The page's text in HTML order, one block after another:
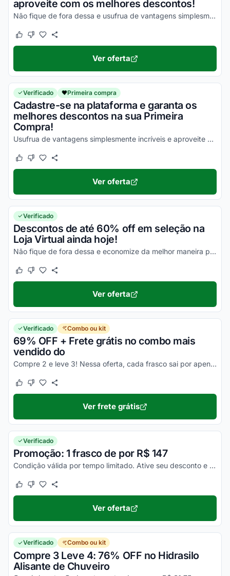
aproveite com os melhores descontos!
Não fique de fora dessa e usufrua de vantagens simplesmente incríveis!
Este cupom funcionou
Este cupom não funcionou
Ver oferta
Verificado Primeira compra
Cadastre-se na plataforma e garanta os
melhores descontos na sua Primeira
Compra!
Usufrua de vantagens simplesmente incríveis e aproveite com todos os seus descontos!
Este cupom funcionou
Este cupom não funcionou
Ver oferta
Verificado
Descontos de até 60% off em seleção na
Loja Virtual ainda hoje!
Não fique de fora dessa e economize da melhor maneira possível em todas as suas compras!
Este cupom funcionou
Este cupom não funcionou
Ver oferta
Verificado Combo ou kit
69% OFF + Frete grátis no combo mais
vendido do
Compre 2 e leve 3! Nessa oferta, cada frasco sai por apenas R$65,66.
Este cupom funcionou
Este cupom não funcionou
Ver frete grátis
Verificado
Promoção: 1 frasco de por R$ 147
Condição válida por tempo limitado. Ative seu desconto e aproveite!
Este cupom funcionou
Este cupom não funcionou
Ver oferta
Verificado Combo ou kit
Compre 3 Leve 4: 76% OFF no Hidrasilo
Alisante de Chuveiro